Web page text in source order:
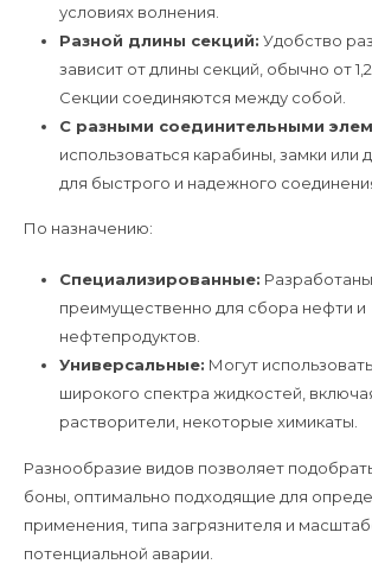
условиях волнения.
Разной длины секций: Удобство
зависит от длины секций, обычно от
Секции соединяются между собой.
С разными соединительными
использоваться карабины, замки или
для быстрого и надежного
По назначению:
Специализированные: Разработаны
преимущественно для сбора нефти и
нефтепродуктов.
Универсальные: Могут
широкого спектра жидкостей,
растворители, некоторые химикаты.
Разнообразие видов позволяет
боны, оптимально подходящие для
применения, типа загрязнителя и
потенциальной аварии.